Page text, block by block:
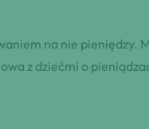
na nie pieniędzy.
z dziećmi o